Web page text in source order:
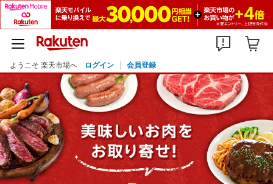
ようこそ 楽天市場へ ログイン 会員登録